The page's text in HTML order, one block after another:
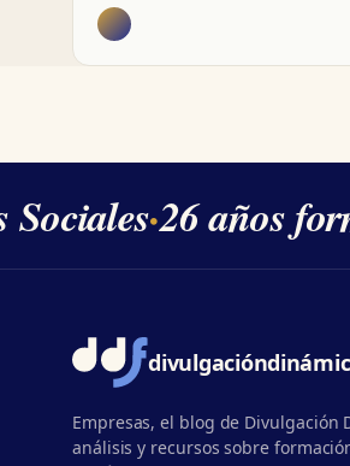
·26 años
divulgación
Empresas, el blog de Divulgación
análisis y recursos sobre